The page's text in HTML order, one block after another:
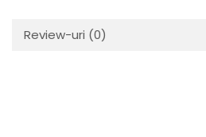
Review-uri (0)